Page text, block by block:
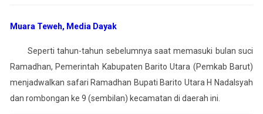
Muara Teweh, Media Dayak
Seperti tahun-tahun sebelumnya saat memasuki bulan suci
Ramadhan, Pemerintah Kabupaten Barito Utara (Pemkab Barut)
menjadwalkan safari Ramadhan Bupati Barito Utara H Nadalsyah
dan rombongan ke 9 (sembilan) kecamatan di daerah ini.